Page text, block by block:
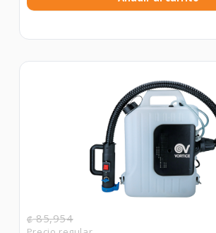
₡85,954